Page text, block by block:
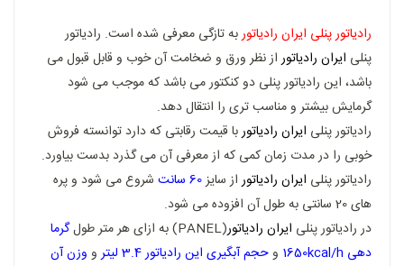
رادیاتور پنلی ایران رادیاتوربه تازگی معرفی شده است. رادیاتور
پنلی ایران رادیاتوراز نظر ورق و ضخامت آن خوب و قابل قبول می
باشد، این رادیاتور پنلی دو کنکتور می باشد که موجب می شود
گرمایش بیشتر و مناسب تری را انتقال دهد.
رادیاتور پنلی ایران رادیاتوربا قیمت رقابتی که دارد توانسته فروش
خوبی را در مدت زمان کمی که از معرفی آن می گذرد بدست بیاورد.
رادیاتور پنلی ایران رادیاتوراز سایز60 سانت
شروع می شود و پره
های 20 سانتی به طول آن افزوده می شود.
در رادیاتور پنلی ایران رادیاتور(PANEL) به ازای هر متر طول
گرما
دهی 1650kcal/h
وحجم آبگیری این رادیاتور 3.4 لیتر و وزن آن